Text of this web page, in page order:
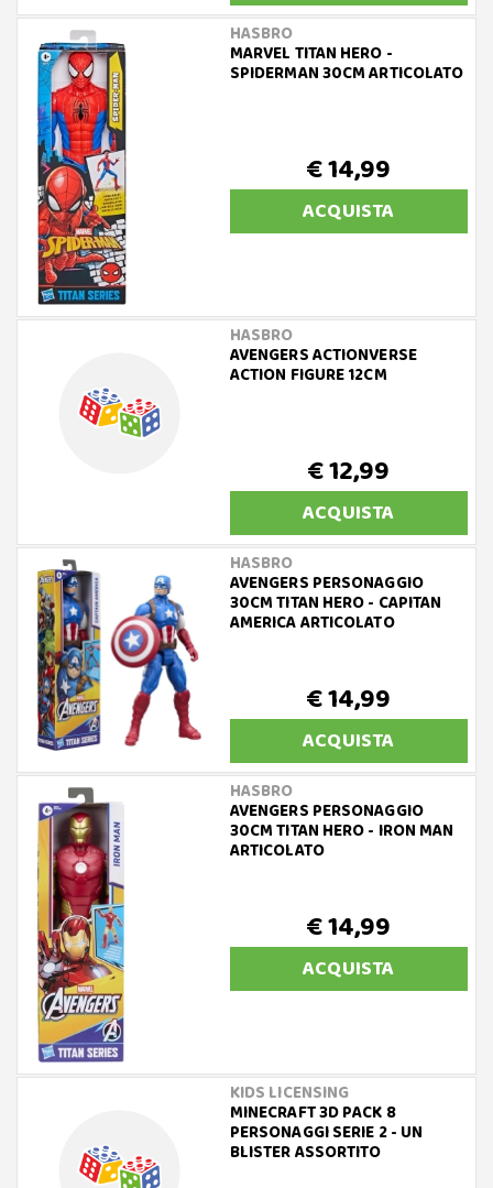
HASBRO
MARVEL TITAN HERO -
SPIDERMAN 30CM ARTICOLATO
€ 14,99
ACQUISTA
HASBRO
AVENGERS ACTIONVERSE
ACTION FIGURE 12CM
€ 12,99
ACQUISTA
HASBRO
AVENGERS PERSONAGGIO
30CM TITAN HERO - CAPITAN
AMERICA ARTICOLATO
€ 14,99
ACQUISTA
HASBRO
AVENGERS PERSONAGGIO
30CM TITAN HERO - IRON MAN
ARTICOLATO
€ 14,99
ACQUISTA
KIDS LICENSING
MINECRAFT 3D PACK 8
PERSONAGGI SERIE 2 - UN
BLISTER ASSORTITO